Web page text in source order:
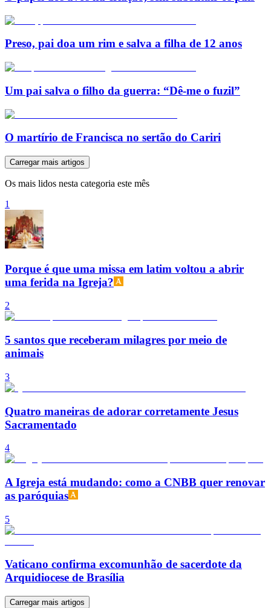
Preso, pai doa um rim e salva a filha de 12 anos
Um pai salva o filho da guerra: “Dê-me o fuzil”
O martírio de Francisca no sertão do Cariri
Carregar mais artigos
Os mais lidos nesta categoria este mês
1
Porque é que uma missa em latim voltou a abrir
uma ferida na Igreja?
2
5 santos que receberam milagres por meio de
animais
3
Quatro maneiras de adorar corretamente Jesus
Sacramentado
4
A Igreja está mudando: como a CNBB quer renovar
as paróquias
5
Vaticano confirma excomunhão de sacerdote da
Arquidiocese de Brasília
Carregar mais artigos